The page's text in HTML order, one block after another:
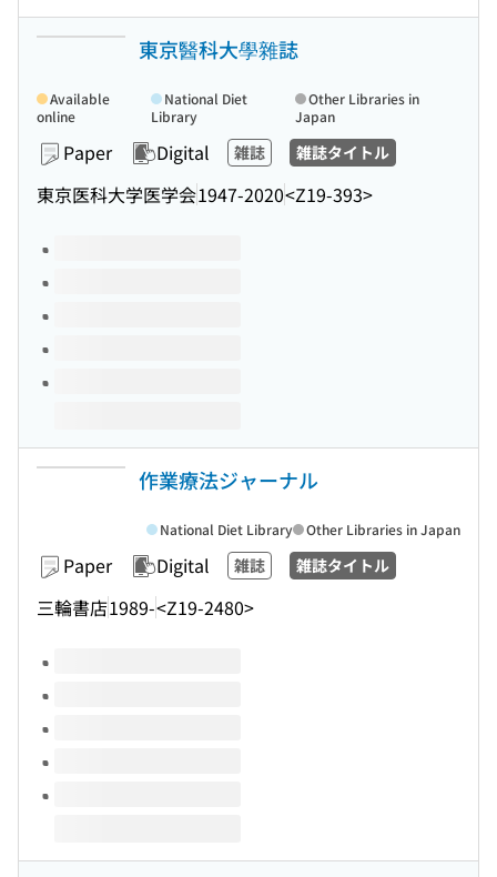
東京醫科大學雜誌
Paper Digital 雑誌 雑誌タイトル
東京医科大学医学会1947-2020<Z19-393>
Available
online
National Diet
Library
Other Libraries in
Japan
Volumes of this title
作業療法ジャーナル
Paper Digital 雑誌 雑誌タイトル
三輪書店1989-<Z19-2480>
National Diet Library Other Libraries in Japan
Volumes of this title